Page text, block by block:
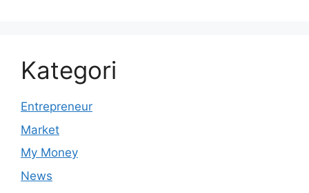
Kategori
Entrepreneur
Market
My Money
News